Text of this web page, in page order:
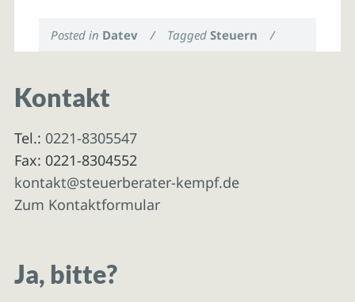
Posted in Datev / TaggedSteuern /
Kontakt
Tel.: 0221-8305547
Fax: 0221-8304552
kontakt@steuerberater-kempf.de
Zum Kontaktformular
Ja, bitte?